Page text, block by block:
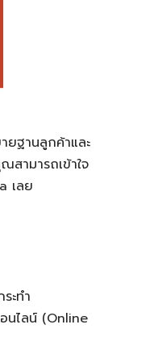
ยฐานลูกค้าและ
ามารถเข้าใจ
เลย
ะทำ
นไลน์ (Online